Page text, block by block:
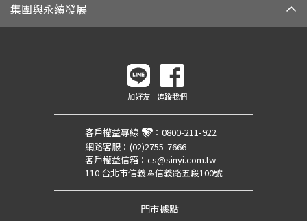
集團與永續發展
加好友 追蹤我們
客戶權益專線 ： 0800-211-922
網路客服： (02)2755-7666
客戶權益信箱： cs@sinyi.com.tw
110 台北市信義區信義路五段100號
門市據點